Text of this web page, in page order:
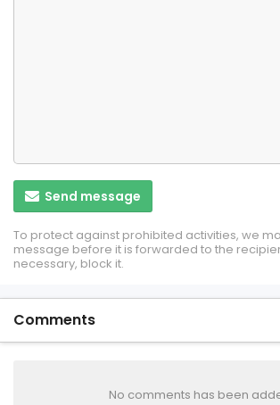
Send message
To protect against prohibited activities, we
message before it is forwarded to the
necessary, block it.
Comments
No comments has been